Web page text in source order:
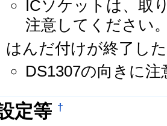
ICソケットは、取
注意してください
はんだ付けが終了し
DS1307の向きに
定等 †